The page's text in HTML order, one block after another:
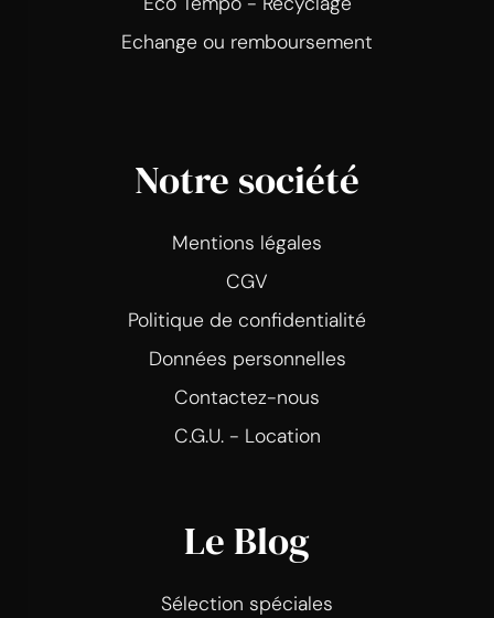
Echange ou remboursement
Notre société
Mentions légales
CGV
Politique de confidentialité
Données personnelles
Contactez-nous
C.G.U. - Location
Le Blog
Sélection spéciales